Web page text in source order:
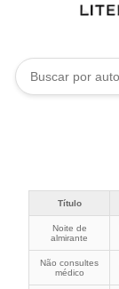
Título
Noite de
almirante
Não consultes
médico